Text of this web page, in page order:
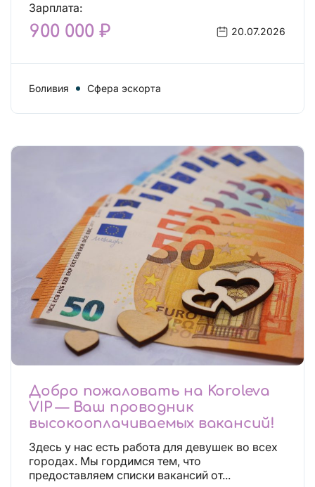
Зарплата:
900 000 ₽ 20.07.2026
Боливия Сфера эскорта
Добро пожаловать на Koroleva
VIP — Ваш проводник
высокооплачиваемых вакансий!
Здесь у нас есть работа для девушек во всех
городах. Мы гордимся тем, что
предоставляем списки вакансий от...